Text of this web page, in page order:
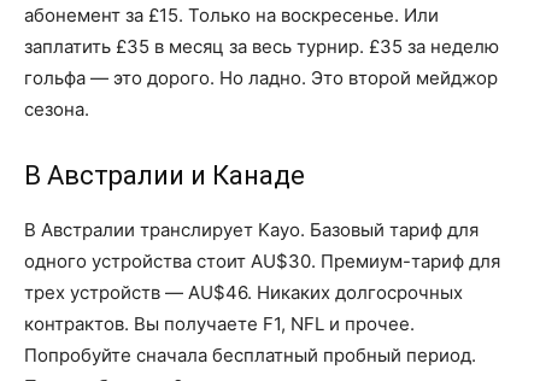
абонемент за £15. Только на воскресенье. Или
заплатить £35 в месяц за весь турнир. £35 за неделю
гольфа — это дорого. Но ладно. Это второй мейджор
сезона.
В Австралии и Канаде
В Австралии транслирует Kayo. Базовый тариф для
одного устройства стоит AU$30. Премиум-тариф для
трех устройств — AU$46. Никаких долгосрочных
контрактов. Вы получаете F1, NFL и прочее.
Попробуйте сначала бесплатный пробный период.